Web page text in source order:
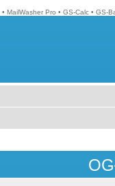
• MailWasher Pro • GS-Calc • GS-